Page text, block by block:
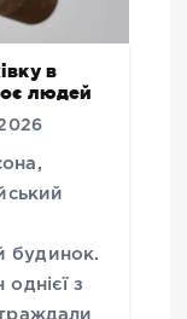
в
людей
будинок.
з